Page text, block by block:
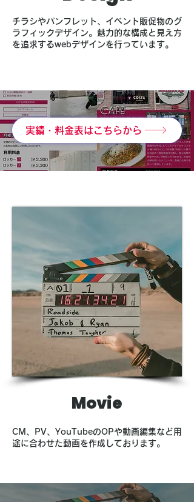
チラシやパンフレット、イベント販促物のグ
ラフィックデザイン。魅力的な構成と見え方
を追求するwebデザインを行っています。
実績・料金表はこちらから
Movie
​CM、PV、YouTubeのOPや動画編集など用
途に合わせた動画を作成しております。